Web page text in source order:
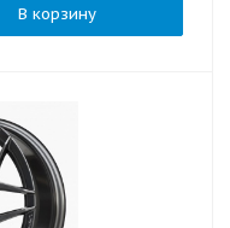
В корзину